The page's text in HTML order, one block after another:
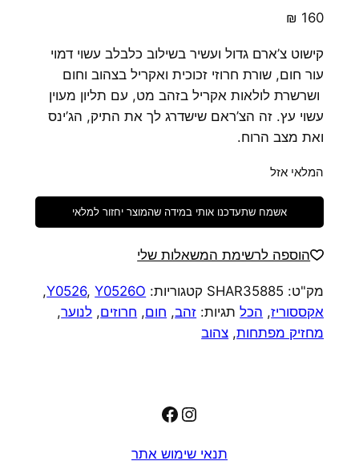
₪ 160
קישוט צ’ארם גדול ועשיר בשילוב כלבלב עשוי דמוי
עור חום, שורת חרוזי זכוכית ואקריל בצהוב וחום
ושרשרת לולאות אקריל בזהב מט, עם תליון מעוין
עשוי עץ. זה הצ’ראם שישדרג לך את התיק, הג’ינס
ואת מצב הרוח.
המלאי אזל
אשמח שתעדכנו אותי במידה שהמוצר יחזור למלאי
הוספה לרשימת המשאלות שלי
מק"ט: SHAR35885 קטגוריות: Y0526,Y0526O
,
אקססוריז, הכל תגיות: זהב, חום, חרוזים, לנוער,
מחזיק מפתחות, צהוב
Instagram
Facebook
תנאי שימוש אתר